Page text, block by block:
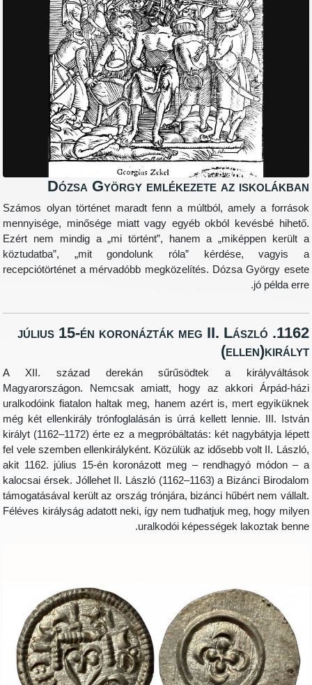
Dózsa György emlékezete az
Számos olyan történet maradt fenn a múltból,
mennyisége, minősége miatt vagy egyéb okból
Ezért nem mindig a „mi történt”, hanem a
köztudatba”, „mit gondolunk róla”
recepciótörténet a mérvadóbb megközelítés. Dózsa
1162. július 15-én koronázták meg II.
A XII. század derekán sűrűsödtek a
Magyarországon. Nemcsak amiatt, hogy az akkori
uralkodóink fiatalon haltak meg, hanem azért is, mert
még két ellenkirály trónfoglalásán is úrrá kellett
királyt (1162–1172) érte ez a megpróbáltatás: két
fel vele szemben ellenkirályként. Közülük az idősebb
akit 1162. július 15-én koronázott meg –
kalocsai érsek. Jóllehet II. László (1162–1163) a
támogatásával került az ország trónjára, bizánci
Féléves királyság adatott neki, így nem tudhatjuk meg,
uralkodói képességek